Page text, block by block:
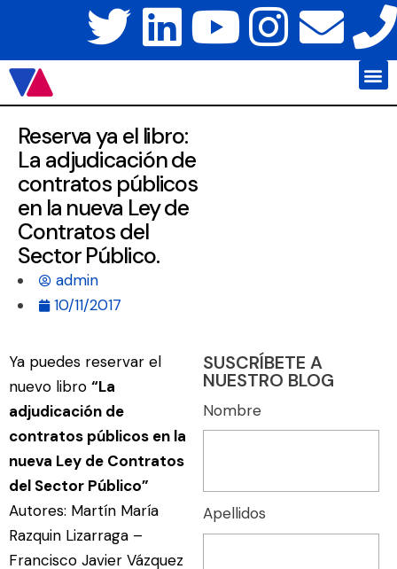
Reserva ya el libro:
La adjudicación de
contratos públicos
en la nueva Ley de
Contratos del
Sector Público.
admin
10/11/2017
Ya puedes reservar el
nuevo libro “La
adjudicación de
contratos públicos en la
nueva Ley de Contratos
del Sector Público”
Autores: Martín María
Razquin Lizarraga –
Francisco Javier Vázquez
SUSCRÍBETE A
NUESTRO BLOG
Nombre
Apellidos